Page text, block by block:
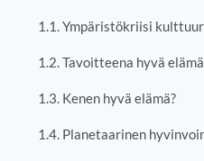
1.2. Tavoitteena hyvä elämä
1.3. Kenen hyvä elämä?